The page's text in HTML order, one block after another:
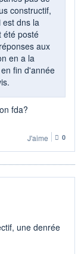
constructif,
est dns la
été posté
aux
en a la
fin d'année
fda?
J'aime 0
une denrée